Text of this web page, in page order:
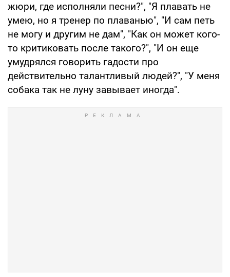
жюри, где исполняли песни?", "Я плавать не
умею, но я тренер по плаванью", "И сам петь
не могу и другим не дам", "Как он может кого-
то критиковать после такого?", "И он еще
умудрялся говорить гадости про
действительно талантливый людей?", "У меня
собака так не луну завывает иногда".